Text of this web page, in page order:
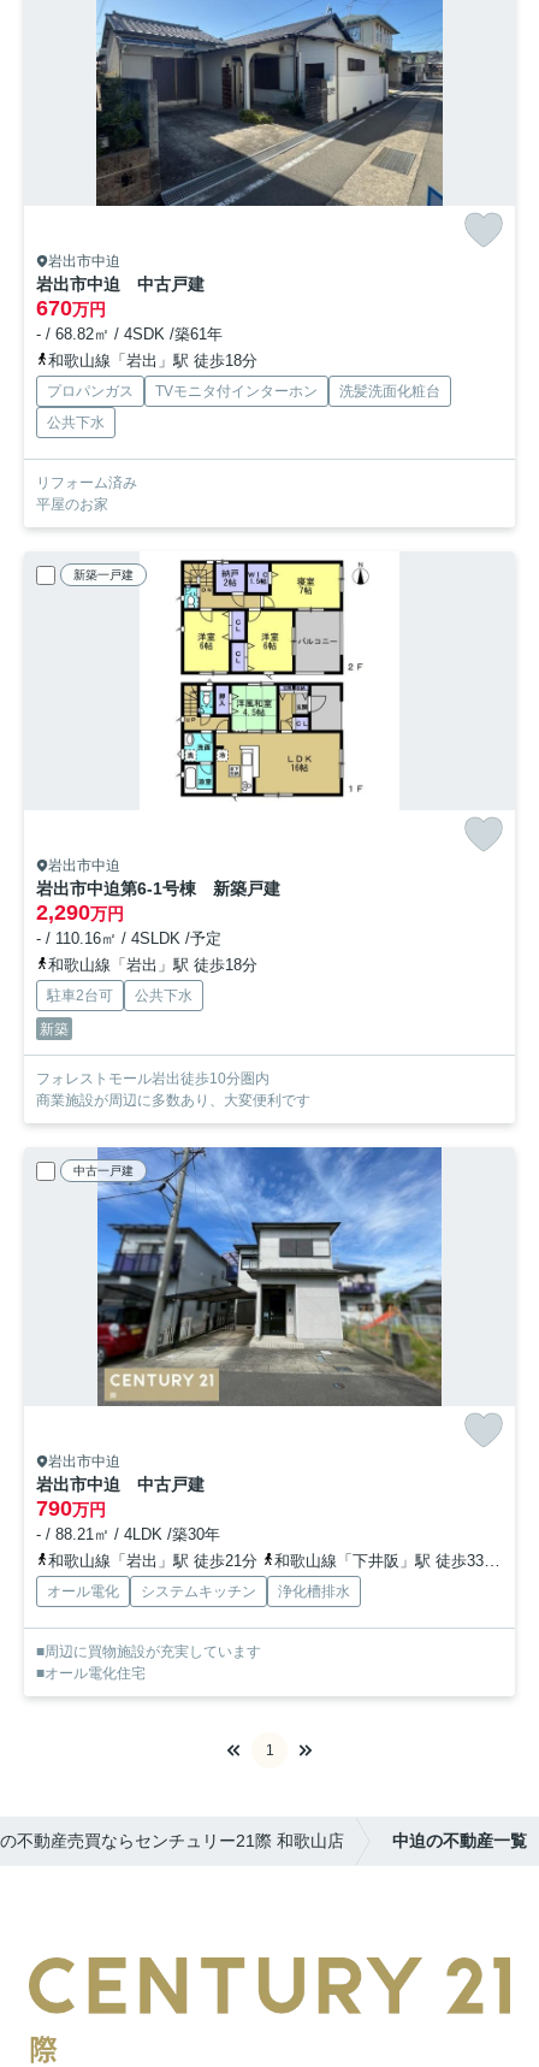
岩出市中迫
岩出市中迫 中古戸建
670万円
- / 68.82㎡ / 4SDK /築61年
和歌山線「岩出」駅 徒歩18分
プロパンガス TVモニタ付インターホン
洗髪洗面化粧台
公共下水
リフォーム済み
平屋のお家
新築一戸建
岩出市中迫
岩出市中迫第6-1号棟 新築戸建
2,290万円
- / 110.16㎡ / 4SLDK /予定
和歌山線「岩出」駅 徒歩18分
駐車2台可
公共下水
新築
フォレストモール岩出徒歩10分圏内
商業施設が周辺に多数あり、大変便利です
中古一戸建
岩出市中迫
岩出市中迫 中古戸建
790万円
- / 88.21㎡ / 4LDK /築30年
和歌山線「岩出」駅 徒歩21分
和歌山線「下井阪」駅 徒歩33分
オール電化 システムキッチン 浄化槽排水
■周辺に買物施設が充実しています
■オール電化住宅
1
不動産売買ならセンチュリー21際 和歌山店 中迫の不動産一覧